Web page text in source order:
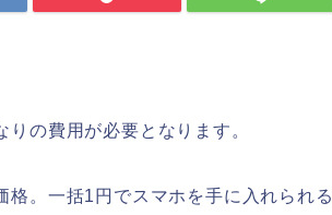
の費用が必要となります。
格。一括1円でスマホを手に入れられる